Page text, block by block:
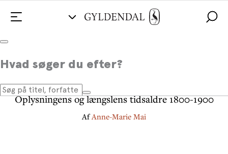
Hvad søger du efter?
Hvor litteraturen finder sted -
Oplysningens og længslens tidsaldre 1800-1900
AfAnne-Marie Mai